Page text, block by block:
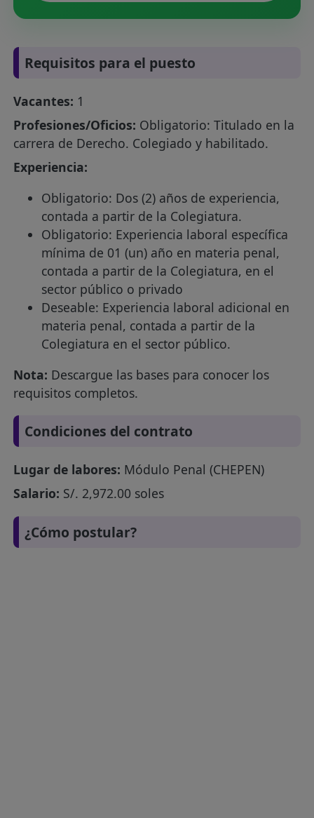
Requisitos para el puesto
Vacantes: 1
Profesiones/Oficios: Obligatorio: Titulado en la
carrera de Derecho. Colegiado y habilitado.
Experiencia:
Obligatorio: Dos (2) años de experiencia,
contada a partir de la Colegiatura.
Obligatorio: Experiencia laboral específica
mínima de 01 (un) año en materia penal,
contada a partir de la Colegiatura, en el
sector público o privado
Deseable: Experiencia laboral adicional en
materia penal, contada a partir de la
Colegiatura en el sector público.
Nota: Descargue las bases para conocer los
requisitos completos.
Condiciones del contrato
Lugar de labores: Módulo Penal (CHEPEN)
Salario: S/. 2,972.00 soles
¿Cómo postular?